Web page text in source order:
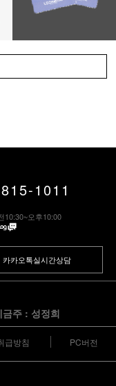
1011
10:30~오후10:00
카카오톡실시간상담
금주 : 성정희
급방침 PC버전